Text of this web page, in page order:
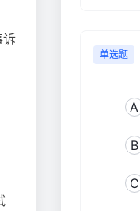
诉
单选题
A
B
C